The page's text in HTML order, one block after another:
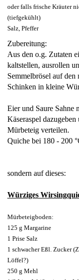
oder falls frische Kräuter
(tiefgekühlt)
Salz, Pfeffer
Zubereitung:
Aus den o.g. Zutaten
kaltstellen, ausrollen
Semmelbrösel auf den
Schinken in kleine
Eier und Saure Sahne
Käseraspel
Mürbeteig verteilen.
Quiche bei 180 - 200
sondern auf dieses:
Würziges
Mürbeteigboden:
125 g Margarine
1 Prise Salz
1 schwacher Eßl. Zucker
Löffel?)
250 g Mehl